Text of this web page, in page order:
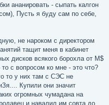
ананировать - сыпать калгон
Пусть я буду сам по себе,
не нароком с директором
тащит меня в кабинет
дисков всякого борохла от M$
с вопросом ко мне - это что?
то у них там с СЭС не
Купили они значит
огромных чумадана на
и навалил им совта до